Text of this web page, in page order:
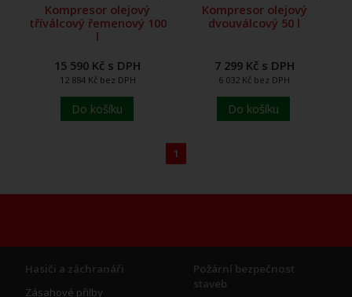
Kompresor olejový
tříválcový řemenový 100
l
15 590 Kč s DPH
12 884 Kč bez DPH
Do košíku
Kompresor olejový
dvouválcový 50 l
7 299 Kč s DPH
6 032 Kč bez DPH
Do košíku
1
Hasiči a záchranáři
Zásahové přilby
Požární bezpečnost
staveb